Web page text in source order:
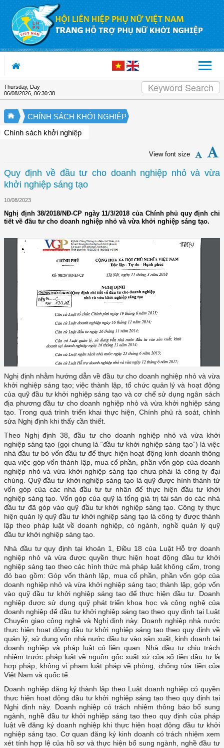
Skip to Content
Thursday, Day
06/08/2026 06:30:38
CHÍNH SÁCH KHỞI NGHIỆP
Chính sách khởi nghiệp
View font size
Quy định về đầu tư cho doanh nghiệp nhỏ và vừa
khởi nghiệp sáng tạo
10/08/2023
Nghị định 38/2018/NĐ-CP ngày 11/3/2018 của Chính phủ quy định chi
tiết về đầu tư cho doanh nghiệp nhỏ và vừa khởi nghiệp sáng tạo.
Nghị định nhằm hướng dẫn về đầu tư cho doanh nghiệp nhỏ và vừa
khởi nghiệp sáng tạo; việc thành lập, tổ chức quản lý và hoạt động
của quỹ đầu tư khởi nghiệp sáng tạo và cơ chế sử dụng ngân sách
địa phương đầu tư cho doanh nghiệp nhỏ và vừa khởi nghiệp sáng
tạo. Trong quá trình triển khai thực hiện, Chính phủ rà soát, chỉnh
sửa Nghị định khi thấy cần thiết.
Theo Nghị định 38, đầu tư cho doanh nghiệp nhỏ và vừa khởi
nghiệp sáng tạo (gọi chung là “đầu tư khởi nghiệp sáng tạo”) là việc
nhà đầu tư bỏ vốn đầu tư để thực hiện hoạt động kinh doanh thông
qua việc góp vốn thành lập, mua cổ phần, phần vốn góp của doanh
nghiệp nhỏ và vừa khởi nghiệp sáng tạo chưa phải là công ty đại
chúng. Quỹ đầu tư khởi nghiệp sáng tạo là quỹ được hình thành từ
vốn góp của các nhà đầu tư tư nhân để thực hiện đầu tư khởi
nghiệp sáng tạo. Vốn góp của quỹ là tổng giá trị tài sản do các nhà
đầu tư đã góp vào quỹ đầu tư khởi nghiệp sáng tạo. Công ty thực
hiện quản lý quỹ đầu tư khởi nghiệp sáng tạo là công ty được thành
lập theo pháp luật về doanh nghiệp, có ngành, nghề quản lý quỹ
đầu tư khởi nghiệp sáng tạo.
Nhà đầu tư quy định tại khoản 1, Điều 18 của Luật Hỗ trợ doanh
nghiệp nhỏ và vừa được quyền thực hiện hoạt động đầu tư khởi
nghiệp sáng tạo theo các hình thức mà pháp luật không cấm, trong
đó bao gồm: Góp vốn thành lập, mua cổ phần, phần vốn góp của
doanh nghiệp nhỏ và vừa khởi nghiệp sáng tạo; thành lập, góp vốn
vào quỹ đầu tư khởi nghiệp sáng tạo để thực hiện đầu tư. Doanh
nghiệp được sử dụng quỹ phát triển khoa học và công nghệ của
doanh nghiệp để đầu tư khởi nghiệp sáng tạo theo quy định tại Luật
Chuyển giao công nghệ và Nghị định này. Doanh nghiệp nhà nước
thực hiện hoạt động đầu tư khởi nghiệp sáng tạo theo quy định về
quản lý, sử dụng vốn nhà nước đầu tư vào sản xuất, kinh doanh tại
doanh nghiệp và pháp luật có liên quan. Nhà đầu tư chịu trách
nhiệm trước pháp luật về nguồn gốc xuất xứ của số tiền đầu tư là
hợp pháp, không vi phạm luật pháp về phòng, chống rửa tiền của
Việt Nam và quốc tế.
Doanh nghiệp đăng ký thành lập theo Luật doanh nghiệp có quyền
thực hiện hoạt động đầu tư khởi nghiệp sáng tạo theo quy định tại
Nghị định này. Doanh nghiệp có trách nhiệm thông báo bổ sung
ngành, nghề đầu tư khởi nghiệp sáng tạo theo quy định của pháp
luật về đăng ký doanh nghiệp khi thực hiện hoạt động đầu tư khởi
nghiệp sáng tạo. Cơ quan đăng ký kinh doanh có trách nhiệm xem
xét tính hợp lệ của hồ sơ và thực hiện bổ sung ngành, nghề đầu tư